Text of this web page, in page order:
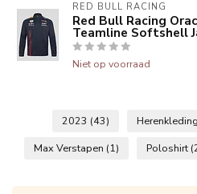
RED BULL RACING
Red Bull Racing
Teamline Softshell
Niet op voorraad
2023 (43) Herenkleding
Max Verstapen (1) Poloshirt